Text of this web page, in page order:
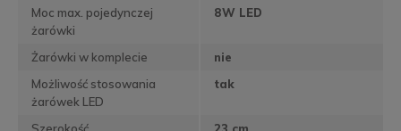
Moc max. pojedynczej
żarówki
8W LED
Żarówki w komplecie
nie
Możliwość stosowania
żarówek LED
tak